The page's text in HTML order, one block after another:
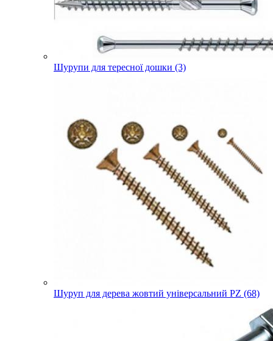
Шурупи для тересної дошки (3)
Шуруп для дерева жовтий універсальний PZ (68)